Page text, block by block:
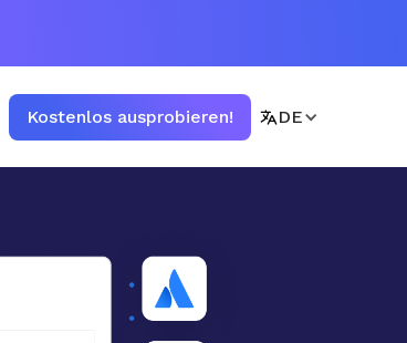
Kostenlos ausprobieren! DE